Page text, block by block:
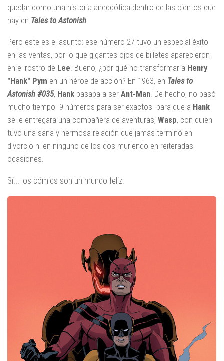
quedar como una historia anecdótica dentro de las cientos que
hay en Tales to Astonish.
Pero este es el asunto: ese número 27 tuvo un especial éxito
en las ventas, por lo que gigantes ojos de billetes aparecieron
en el rostro de Lee . Bueno, ¿por qué no transformar a Henry
"Hank" Pym en un héroe de acción? En 1963, en Tales to
Astonish #035, Hank pasaba a ser Ant-Man . De hecho, no pasó
mucho tiempo -9 números para ser exactos- para que a Hank
se le entregara una compañera de aventuras, Wasp, con quien
tuvo una sana y hermosa relación que jamás terminó en
divorcio ni en ninguno de los dos muriendo en reiteradas
ocasiones.
Sí... los cómics son un mundo feliz.